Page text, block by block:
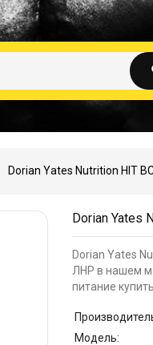
Dorian Yates Nutrition HIT
Dorian Yates
Dorian Yates
ЛНР в нашем
питание
Модель: